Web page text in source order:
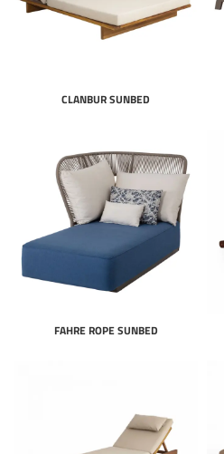
CLANBUR SUNBED
FAHRE ROPE SUNBED